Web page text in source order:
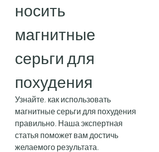
носить
магнитные
серьги для
похудения
Узнайте, как использовать
магнитные серьги для похудения
правильно. Наша экспертная
статья поможет вам достичь
желаемого результата.